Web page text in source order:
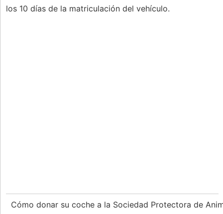
los 10 días de la matriculación del vehículo.
Cómo donar su coche a la Sociedad Protectora de